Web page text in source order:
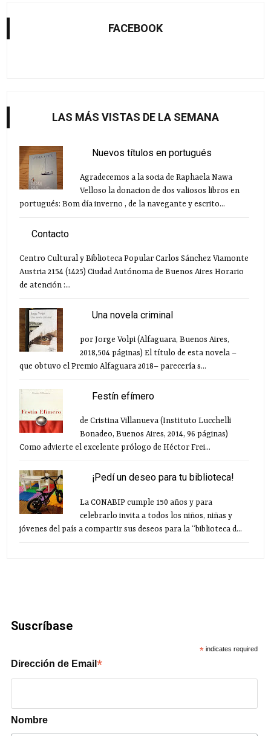
FACEBOOK
LAS MÁS VISTAS DE LA SEMANA
Nuevos títulos en portugués
Agradecemos a la socia de Raphaela Nawa
Velloso la donacion de dos valiosos libros en
portugués: Bom día inverno , de la navegante y escrito...
Contacto
Centro Cultural y Biblioteca Popular Carlos Sánchez Viamonte
Austria 2154 (1425) Ciudad Autónoma de Buenos Aires Horario
de atención :...
Una novela criminal
por Jorge Volpi (Alfaguara, Buenos Aires,
2018,504 páginas) El título de esta novela –
que obtuvo el Premio Alfaguara 2018– parecería s...
Festín efímero
de Cristina Villanueva (Instituto Lucchelli
Bonadeo, Buenos Aires, 2014, 96 páginas)
Como advierte el excelente prólogo de Héctor Frei...
¡Pedí un deseo para tu biblioteca!
La CONABIP cumple 150 años y para
celebrarlo invita a todos los niños, niñas y
jóvenes del país a compartir sus deseos para la “biblioteca d...
Suscríbase
* indicates required
Dirección de Email*
Nombre